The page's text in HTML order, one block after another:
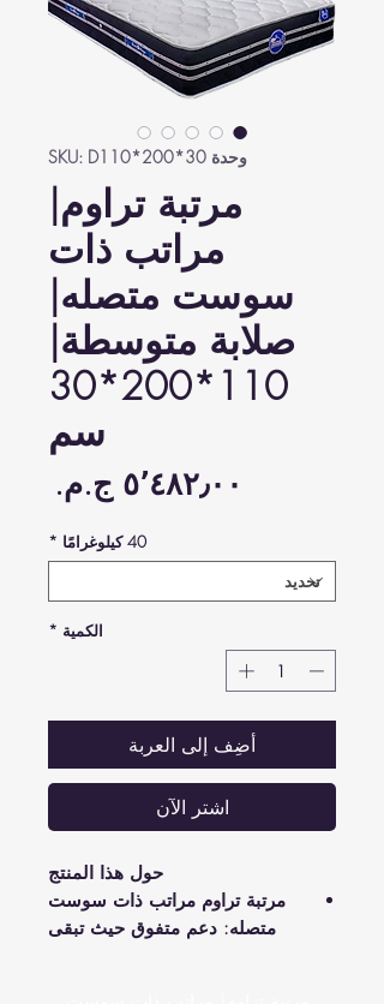
وحدة SKU: D110*200*30
مرتبة تراوم|
مراتب ذات
سوست متصله|
صلابة متوسطة|
110*200*30
سم
40 كيلوغرامًا *
الكمية *
أضِف إلى العربة
اشترِ الآن
حول هذا المنتج
مرتبة تراوم مراتب ذات سوست
متصله: دعم متفوق حيث تبقى